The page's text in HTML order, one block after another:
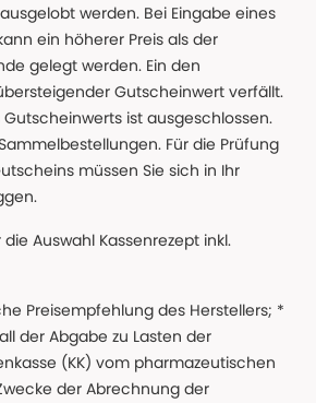
werden. Bei Eingabe eines
ein höherer Preis als der
gelegt werden. Ein den
Gutscheinwert verfällt.
Gutscheinwerts ist ausgeschlossen.
Für die Prüfung
müssen Sie sich in Ihr
die Auswahl Kassenrezept inkl.
Preisempfehlung des Herstellers; *
der Abgabe zu Lasten der
(KK) vom pharmazeutischen
der Abrechnung der